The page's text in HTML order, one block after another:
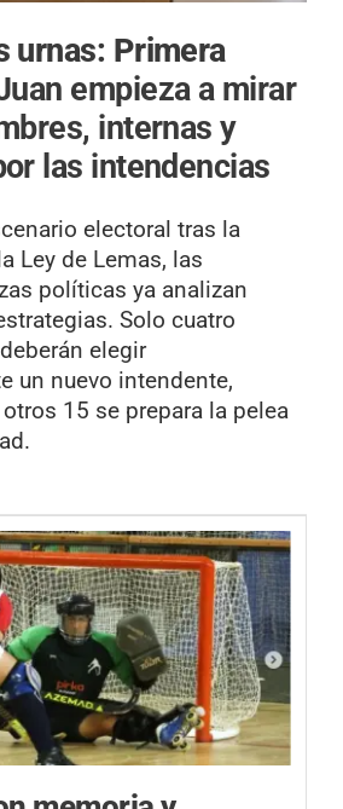
urnas: Primera
empieza a mirar
internas y
las intendencias
electoral tras la
Ley de Lemas, las
políticas ya analizan
Solo cuatro
elegir
un nuevo intendente,
15 se prepara la pelea